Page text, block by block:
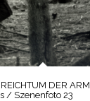
DER
/ Szenenfoto 23